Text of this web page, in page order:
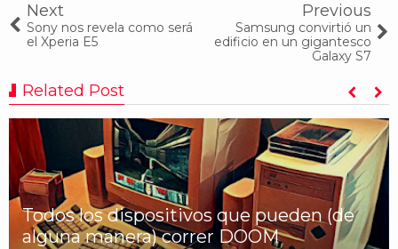
Next
Sony nos revela como será
el Xperia E5
Previous
Samsung convirtió un
edificio en un gigantesco
Galaxy S7
Related Post
Todos los dispositivos que pueden (de
alguna manera) correr DOOM